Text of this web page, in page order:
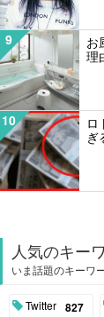
9
お
理
10
ロ
ぎ
人気のキー
いま話題のキーワ
Twitter 827